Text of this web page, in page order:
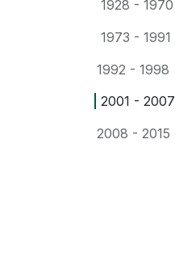
1928 - 1970
1973 - 1991
1992 - 1998
2001 - 2007
2008 - 2015